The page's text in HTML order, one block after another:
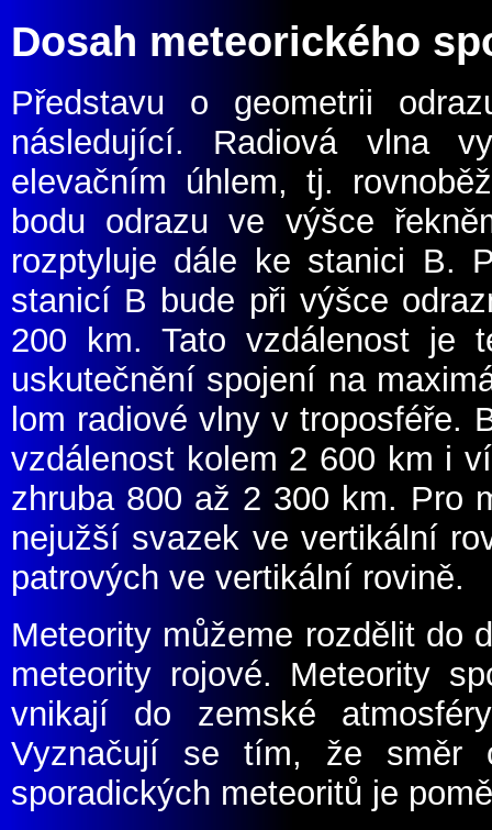
Dosah meteorického
Představu o geometrii
následující. Radiová vlna
elevačním úhlem, tj.
bodu odrazu ve výšce
rozptyluje dále ke stanici B.
stanicí B bude při výšce
200 km. Tato vzdálenost je
uskutečnění spojení na
lom radiové vlny v troposféře.
vzdálenost kolem 2 600 km i
zhruba 800 až 2 300 km. Pro
nejužší svazek ve vertikální
patrových ve vertikální rovině.
Meteority můžeme rozdělit do
meteority rojové. Meteority
vnikají do zemské
Vyznačují se tím, že směr
sporadických meteoritů je